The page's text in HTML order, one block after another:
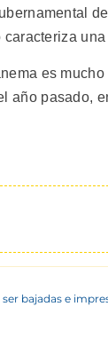
es
año pasado,
bajadas e